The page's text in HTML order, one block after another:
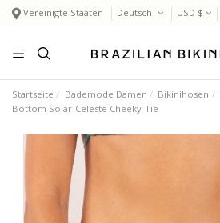
Vereinigte Staaten Deutsch USD $
Startseite Bademode Damen Bikinihosen
Bottom Solar-Celeste Cheeky-Tie